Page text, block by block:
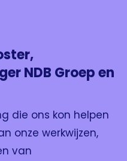
NDB Groep en
die ons kon helpen
onze werkwijzen,
van